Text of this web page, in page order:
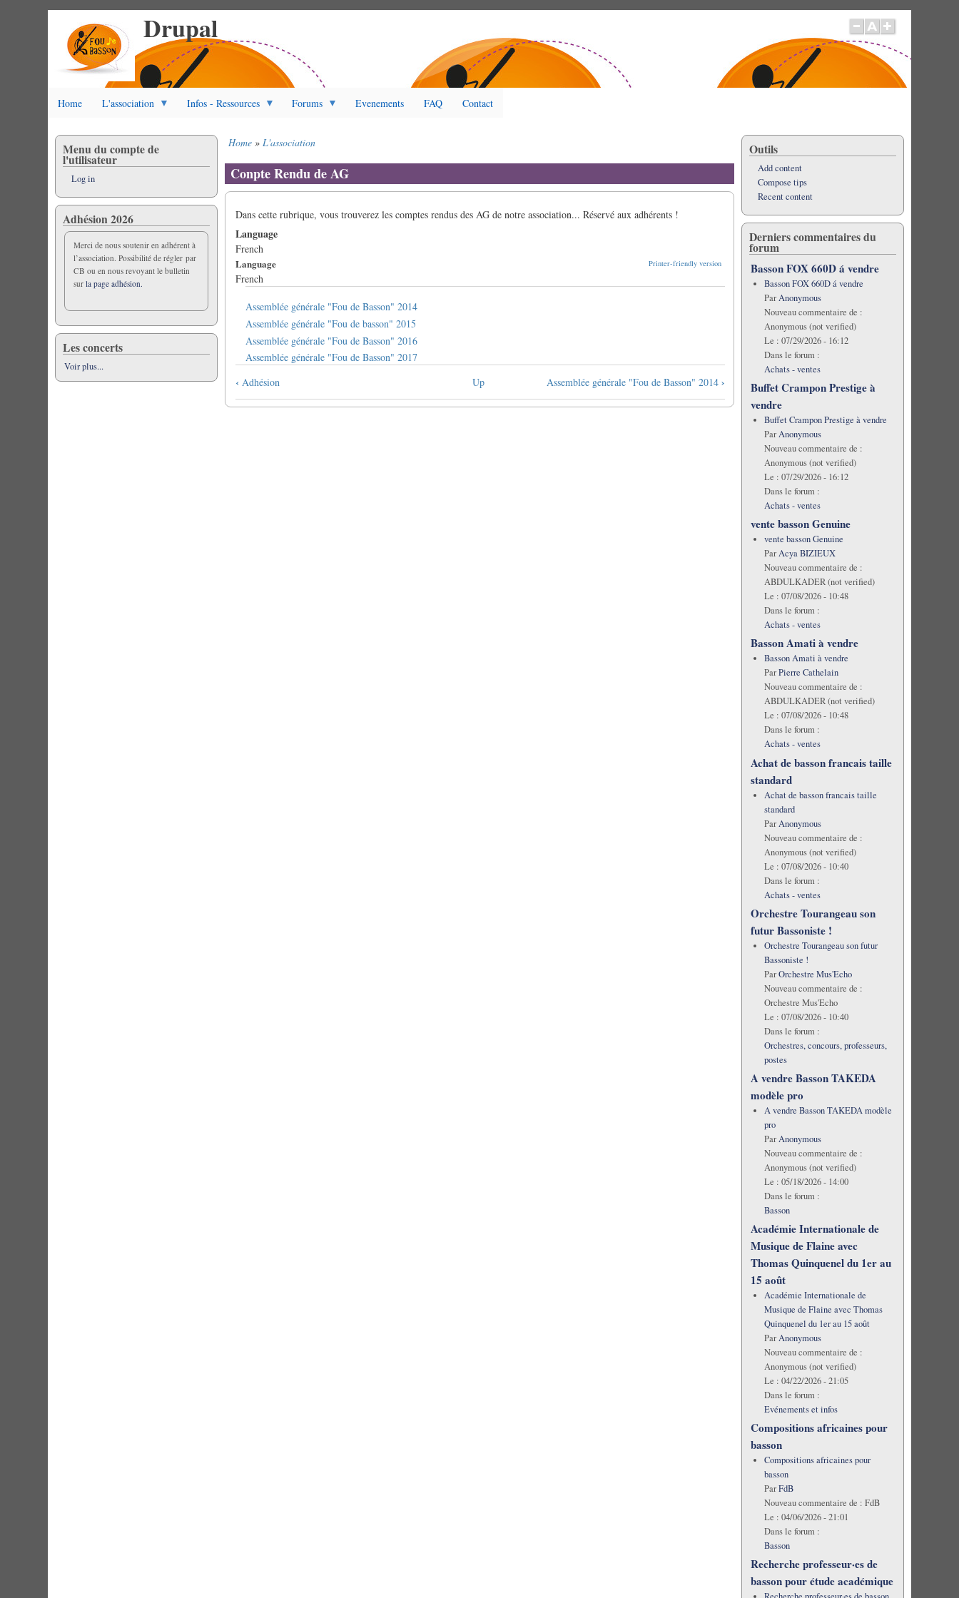
Drupal
Home L'association Infos - Ressources Forums Evenements FAQ Contact
Home L'association
Conpte Rendu de AG
Dans cette rubrique, vous trouverez les comptes rendus des AG de notre association... Réservé aux adhérents !
Language
French
Printer-friendly version
Language
French
Assemblée générale "Fou de Basson" 2014
Assemblée générale "Fou de basson" 2015
Assemblée générale "Fou de Basson" 2016
Assemblée générale "Fou de Basson" 2017
Book
traversal
links
‹ Adhésion Up Assemblée générale "Fou de Basson" 2014 ›
Menu du compte de
l'utilisateur
Log in
Adhésion 2026
Merci de nous soutenir en adhérent à
l’association. Possibilité de régler par
CB ou en nous revoyant le bulletin
surla page adhésion.
Les concerts
Voir plus...
Outils
Add content
Compose tips
Recent content
Derniers commentaires du
forum
Basson FOX 660D á vendre
Basson FOX 660D á vendre
ParAnonymous
Nouveau commentaire de :
Anonymous (not verified)
Le : 07/29/2026 - 16:12
Dans le forum :
Achats - ventes
Buffet Crampon Prestige à
vendre
Buffet Crampon Prestige à vendre
ParAnonymous
Nouveau commentaire de :
Anonymous (not verified)
Le : 07/29/2026 - 16:12
Dans le forum :
Achats - ventes
vente basson Genuine
vente basson Genuine
ParAcya BIZIEUX
Nouveau commentaire de :
ABDULKADER (not verified)
Le : 07/08/2026 - 10:48
Dans le forum :
Achats - ventes
Basson Amati à vendre
Basson Amati à vendre
ParPierre Cathelain
Nouveau commentaire de :
ABDULKADER (not verified)
Le : 07/08/2026 - 10:48
Dans le forum :
Achats - ventes
Achat de basson francais taille
standard
Achat de basson francais taille
standard
ParAnonymous
Nouveau commentaire de :
Anonymous (not verified)
Le : 07/08/2026 - 10:40
Dans le forum :
Achats - ventes
Orchestre Tourangeau son
futur Bassoniste !
Orchestre Tourangeau son futur
Bassoniste !
ParOrchestre Mus'Echo
Nouveau commentaire de :
Orchestre Mus'Echo
Le : 07/08/2026 - 10:40
Dans le forum :
Orchestres, concours, professeurs,
postes
A vendre Basson TAKEDA
modèle pro
A vendre Basson TAKEDA modèle
pro
ParAnonymous
Nouveau commentaire de :
Anonymous (not verified)
Le : 05/18/2026 - 14:00
Dans le forum :
Basson
Académie Internationale de
Musique de Flaine avec
Thomas Quinquenel du 1er au
15 août
Académie Internationale de
Musique de Flaine avec Thomas
Quinquenel du 1er au 15 août
ParAnonymous
Nouveau commentaire de :
Anonymous (not verified)
Le : 04/22/2026 - 21:05
Dans le forum :
Evénements et infos
Compositions africaines pour
basson
Compositions africaines pour
basson
ParFdB
Nouveau commentaire de : FdB
Le : 04/06/2026 - 21:01
Dans le forum :
Basson
Recherche professeur·es de
basson pour étude académique